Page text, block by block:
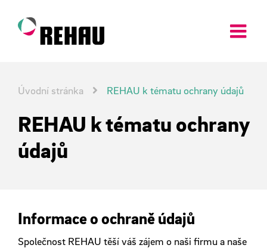
content
Úvodní stránka REHAU k tématu ochrany údajů
REHAU k tématu ochrany
údajů
Informace o ochraně údajů
Společnost REHAU těší váš zájem o naši firmu a naše